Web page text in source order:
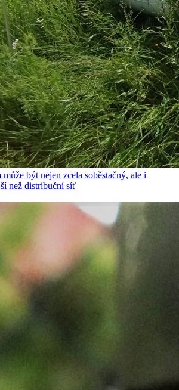
být nejen zcela soběstačný, ale i
než distribuční síť